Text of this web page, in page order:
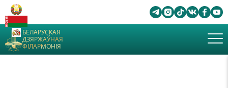
БЕЛАРУСКАЯ
ДЗЯРЖАЎНАЯ
ФІЛАРМОНІЯ